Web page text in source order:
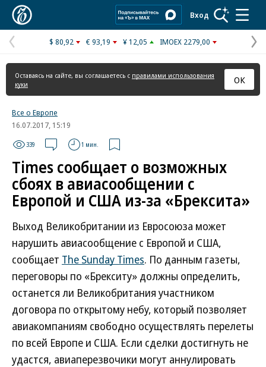
Вход
Предыдущая
страница
$ 80,92 € 93,19 ¥ 12,05 IMOEX 2279,00
Оставаясь на сайте, вы соглашаетесь с правилами использования
куки
ОК
Все о Европе
16.07.2017, 15:19
339 1 мин.
Times сообщает о возможных
сбоях в авиасообщении с
Европой и США из-за «Брексита»
Выход Великобритании из Евросоюза может
нарушить авиасообщение с Европой и США,
сообщает The Sunday Times. По данным газеты,
переговоры по «Брекситу» должны определить,
останется ли Великобритания участником
договора по открытому небу, который позволяет
авиакомпаниям свободно осуществлять перелеты
по всей Европе и США. Если сделки достигнуть не
удастся, авиаперезвочики могут аннулировать